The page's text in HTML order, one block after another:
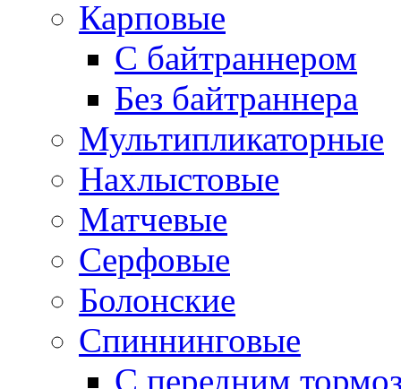
Карповые
С байтраннером
Без байтраннера
Мультипликаторные
Нахлыстовые
Матчевые
Серфовые
Болонские
Спиннинговые
С передним